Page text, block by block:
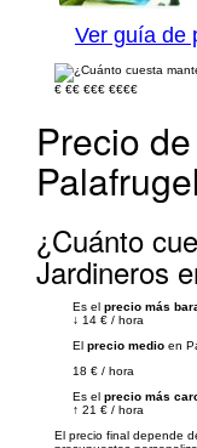
Ver guía de
€ €€ €€€ €€€€
Precio
¿Cuánto
Jardineros
Es el precio más
↓ 14 € / hora
El precio medio en
18 € / hora
Es el precio más
↑ 21 € / hora
El precio final depende